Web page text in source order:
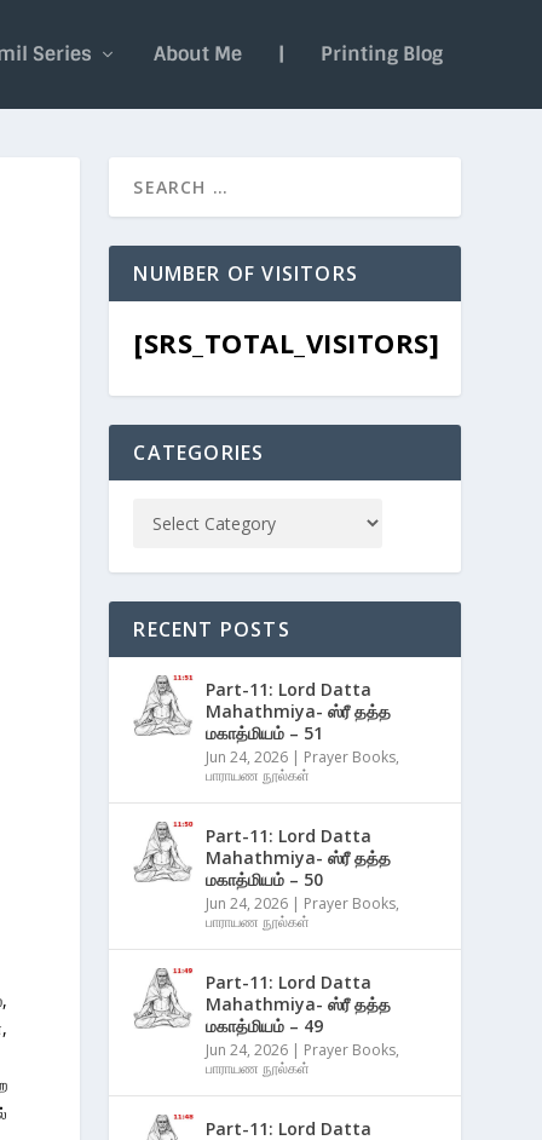
Series About Me | Printing Blog
NUMBER OF VISITORS
[SRS_TOTAL_VISITORS]
CATEGORIES
RECENT POSTS
Part-11: Lord Datta
Mahathmiya- ஸ்ரீ தத்த
மகாத்மியம் – 51
Jun 24, 2026 | Prayer Books,
பாராயண நூல்கள்
Part-11: Lord Datta
Mahathmiya- ஸ்ரீ தத்த
மகாத்மியம் – 50
Jun 24, 2026 | Prayer Books,
பாராயண நூல்கள்
Part-11: Lord Datta
Mahathmiya- ஸ்ரீ தத்த
மகாத்மியம் – 49
Jun 24, 2026 | Prayer Books,
பாராயண நூல்கள்
Part-11: Lord Datta